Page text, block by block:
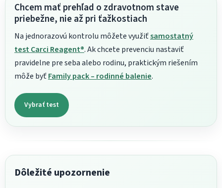
Chcem mať prehľad o zdravotnom stave
priebežne, nie až pri ťažkostiach
Na jednorazovú kontrolu môžete využiťsamostatný
test Carci Reagent®. Ak chcete prevenciu nastaviť
pravidelne pre seba alebo rodinu, praktickým riešením
môže byťFamily pack – rodinné balenie.
Vybrať test
Dôležité upozornenie